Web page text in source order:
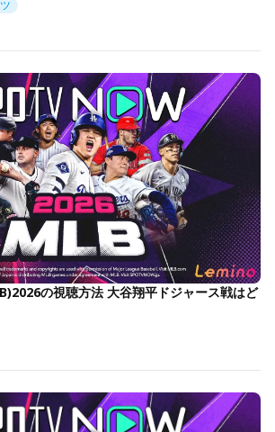
の視聴方法 大谷翔平ドジャース戦はど